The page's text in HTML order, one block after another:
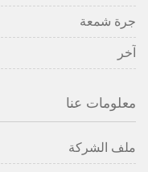
جرة شمعة
آخر
معلومات عنا
ملف الشركة